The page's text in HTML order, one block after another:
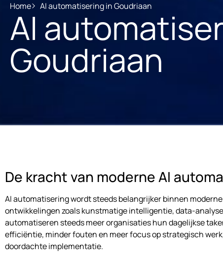
Home AI automatisering in Goudriaan
AI
Goudriaan
De kracht van moderne AI
AI automatisering wordt steeds belangrijker binnen
ontwikkelingen zoals kunstmatige intelligentie, data-
automatiseren steeds meer organisaties hun dagelijkse
efficiëntie, minder fouten en meer focus op strategisch
doordachte implementatie.